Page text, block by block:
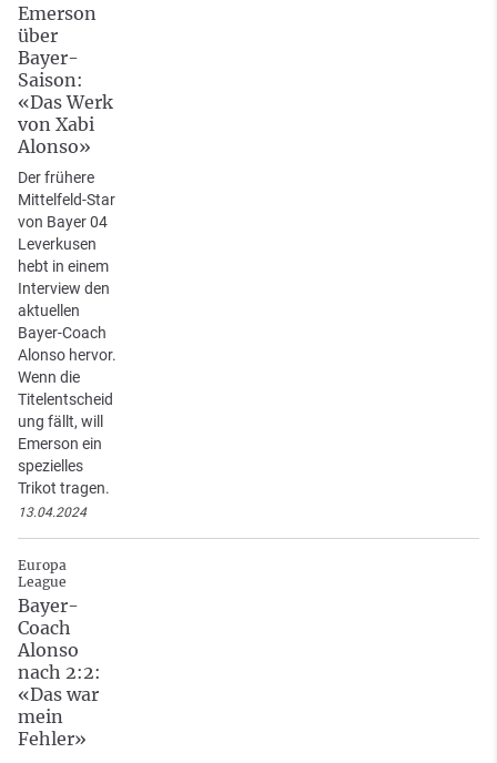
Emerson
über
Bayer-
Saison:
«Das Werk
von Xabi
Alonso»
Der frühere
Mittelfeld-Star
von Bayer 04
Leverkusen
hebt in einem
Interview den
aktuellen
Bayer-Coach
Alonso hervor.
Wenn die
Titelentscheid
ung fällt, will
Emerson ein
spezielles
Trikot tragen.
13.04.2024
Europa
League
Bayer-
Coach
Alonso
nach 2:2:
«Das war
mein
Fehler»